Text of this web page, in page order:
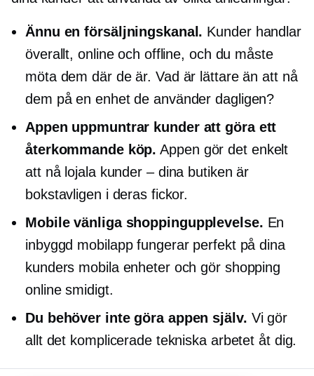
Ännu en försäljningskanal. Kunder handlar
överallt, online och offline, och du måste
möta dem där de är. Vad är lättare än att nå
dem på en enhet de använder dagligen?
Appen uppmuntrar kunder att göra ett
återkommande köp. Appen gör det enkelt
att nå lojala kunder – dina butiken är
bokstavligen i deras fickor.
Mobile vänligashoppingupplevelse. En
inbyggd mobilapp fungerar perfekt på dina
kunders mobila enheter och gör shopping
online smidigt.
Du behöver inte göra appen själv. Vi gör
allt det komplicerade tekniska arbetet åt dig.